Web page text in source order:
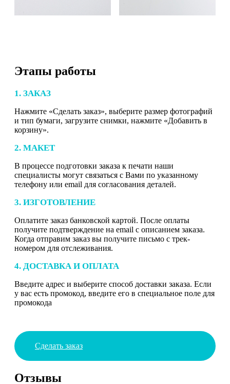
Этапы работы
1. ЗАКАЗ
Нажмите «Сделать заказ», выберите размер фотографий
и тип бумаги, загрузите снимки, нажмите «Добавить в
корзину».
2. МАКЕТ
В процессе подготовки заказа к печати наши
специалисты могут связаться с Вами по указанному
телефону или email для согласования деталей.
3. ИЗГОТОВЛЕНИЕ
Оплатите заказ банковской картой. После оплаты
получите подтверждение на email с описанием заказа.
Когда отправим заказ вы получите письмо с трек-
номером для отслеживания.
4. ДОСТАВКА И ОПЛАТА
Введите адрес и выберите способ доставки заказа. Если
у вас есть промокод, введите его в специальное поле для
промокода
Сделать заказ
Отзывы